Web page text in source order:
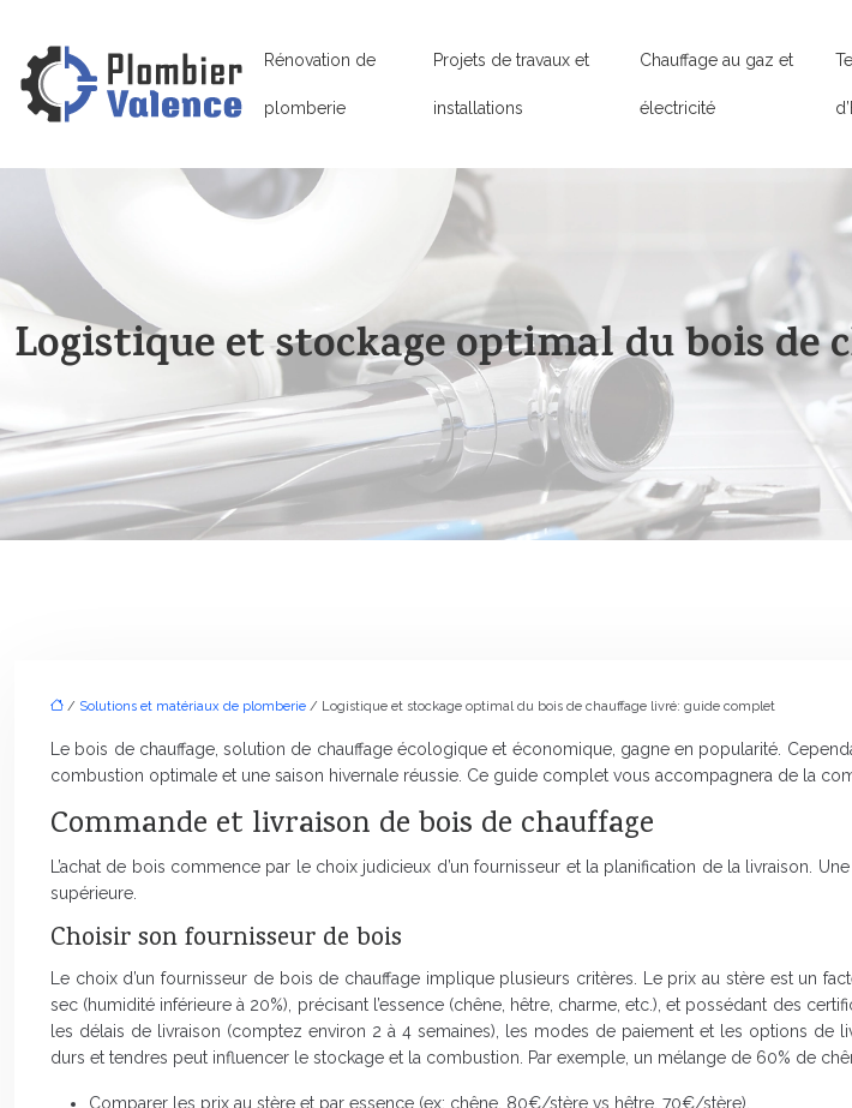
Rénovation de
plomberie
Projets de travaux et
installations
Chauffage au gaz et
électricité
Logistique et stockage optimal du bois
/ Solutions et matériaux de plomberie / Logistique et stockage optimal du bois de chauffage livré: guide complet
Le bois de chauffage, solution de chauffage écologique et économique, gagne en popularité.
combustion optimale et une saison hivernale réussie. Ce guide complet vous accompagnera de la
Commande et livraison de bois de chauffage
L’achat de bois commence par le choix judicieux d’un fournisseur et la planification de la livraison.
supérieure.
Choisir son fournisseur de bois
Le choix d’un fournisseur de bois de chauffage implique plusieurs critères. Le prix au stère est un
sec (humidité inférieure à 20%), précisant l’essence (chêne, hêtre, charme, etc.), et possédant des
les délais de livraison (comptez environ 2 à 4 semaines), les modes de paiement et les options de
durs et tendres peut influencer le stockage et la combustion. Par exemple, un mélange de 60% de
Comparer les prix au stère et par essence (ex: chêne, 80€/stère vs hêtre, 70€/stère).